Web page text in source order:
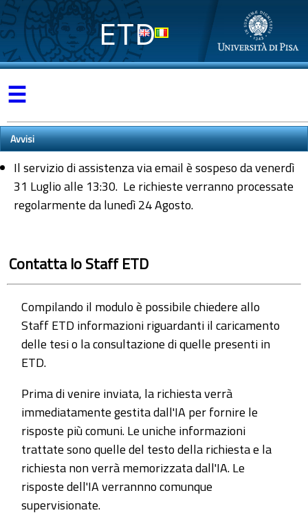
ETD
☰
Avvisi
Il servizio di assistenza via email è sospeso da venerdì
31 Luglio alle 13:30. Le richieste verranno processate
regolarmente da lunedì 24 Agosto.
Contatta lo Staff ETD
Compilando il modulo è possibile chiedere allo
Staff ETD informazioni riguardanti il caricamento
delle tesi o la consultazione di quelle presenti in
ETD.
Prima di venire inviata, la richiesta verrà
immediatamente gestita dall'IA per fornire le
risposte più comuni. Le uniche informazioni
trattate sono quelle del testo della richiesta e la
richiesta non verrà memorizzata dall'IA. Le
risposte dell'IA verrannno comunque
supervisionate.